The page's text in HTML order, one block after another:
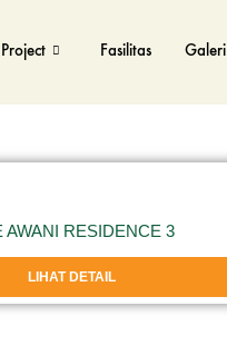
Project Fasilitas Galeri
AWANI RESIDENCE 3
LIHAT DETAIL